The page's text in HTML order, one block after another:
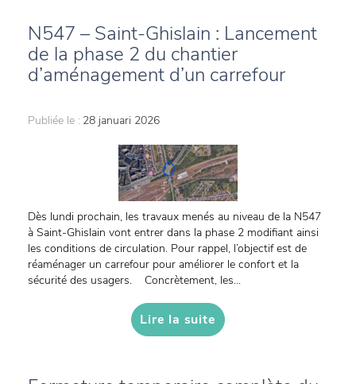
N547 – Saint-Ghislain : Lancement
de la phase 2 du chantier
d’aménagement d’un carrefour
Publiée le : 28 januari 2026
Dès lundi prochain, les travaux menés au niveau de la N547
à Saint-Ghislain vont entrer dans la phase 2 modifiant ainsi
les conditions de circulation. Pour rappel, l’objectif est de
réaménager un carrefour pour améliorer le confort et la
sécurité des usagers. Concrètement, les...
Lire la suite